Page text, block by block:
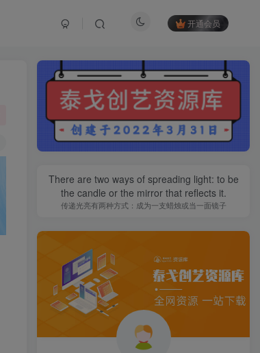
开通会员
There are two ways of spreading light: to be
the candle or the mirror that reflects it.
传递光亮有两种方式：成为一支蜡烛或当一面镜子